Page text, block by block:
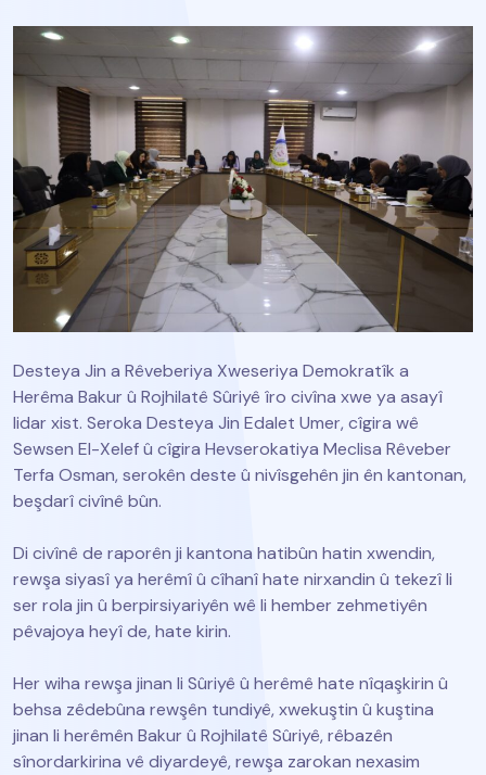
Desteya Jin a Rêveberiya Xweseriya Demokratîk a
Herêma Bakur û Rojhilatê Sûriyê îro civîna xwe ya asayî
lidar xist. Seroka Desteya Jin Edalet Umer, cîgira wê
Sewsen El-Xelef û cîgira Hevserokatiya Meclisa Rêveber
Terfa Osman, serokên deste û nivîsgehên jin ên kantonan,
beşdarî civînê bûn.
rewşa siyasî ya herêmî û cîhanî hate nirxandin û tekezî li
ser rola jin û berpirsiyariyên wê li hember zehmetiyên
pêvajoya heyî de, hate kirin.
Her wiha rewşa jinan li Sûriyê û herêmê hate nîqaşkirin û
behsa zêdebûna rewşên tundiyê, xwekuştin û kuştina
jinan li herêmên Bakur û Rojhilatê Sûriyê, rêbazên
sînordarkirina vê diyardeyê, rewşa zarokan nexasim